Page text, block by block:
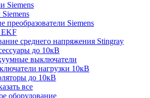
Siemens
преобразователи Siemens
EKF
среднего напряжения Stingray
до 10кВ
выключатели
нагрузки 10кВ
до 10кВ
все
оборудование